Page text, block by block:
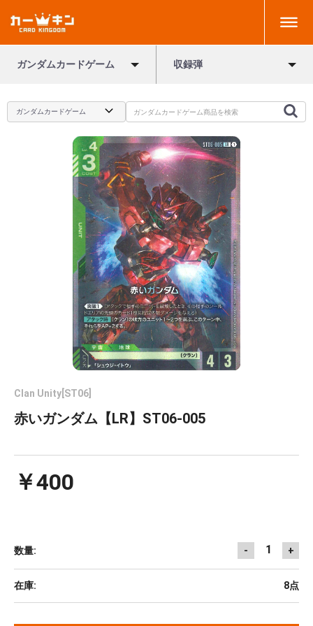
ガンダムカードゲーム 収録弾
Clan Unity[ST06]
赤いガンダム【LR】ST06-005
￥400
数量: - 1 +
在庫: 8点